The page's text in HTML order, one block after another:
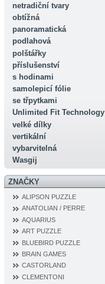
netradiční tvary
obtížná
panoramatická
podlahová
polštářky
příslušenství
s hodinami
samolepicí fólie
se třpytkami
Unlimited Fit Technology
velké dílky
vertikální
vybarvitelná
Wasgij
ZNAČKY
ALIPSON PUZZLE
ANATOLIAN / PERRE
AQUARIUS
ART PUZZLE
BLUEBIRD PUZZLE
BRAIN GAMES
CASTORLAND
CLEMENTONI